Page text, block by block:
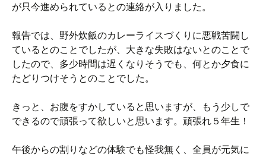
が只今進められているとの連絡が入りました。
報告では、野外炊飯のカレーライスづくりに悪戦苦闘し
ているとのことでしたが、大きな失敗はないとのことで
したので、多少時間は遅くなりそうでも、何とか夕食に
たどりつけそうとのことでした。
きっと、お腹をすかしていると思いますが、もう少しで
できるので頑張って欲しいと思います。頑張れ５年生！
午後からの割りなどの体験でも怪我無く、全員が元気に